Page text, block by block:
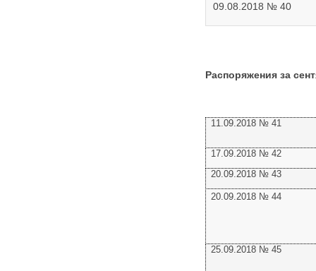
09.08.2018 № 40
Распоряжения за
11.09.2018 № 41
17.09.2018 № 42
20.09.2018 № 43
20.09.2018 № 44
25.09.2018 № 45